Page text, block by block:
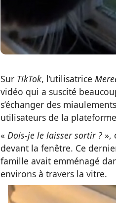
Sur TikTok, l’utilisatrice
vidéo qui a suscité
s’échanger des
utilisateurs de la
« Dois-je le laisser sortir ? »,
devant la fenêtre. Ce
famille avait emménagé
environs à travers la vitre.